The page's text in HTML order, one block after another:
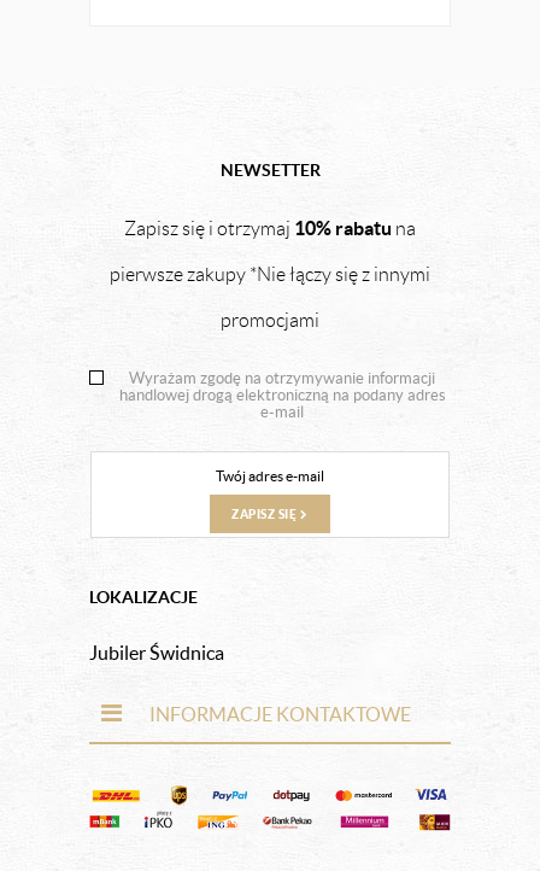
NEWSETTER
Zapisz się i otrzymaj 10% rabatu na
pierwsze zakupy *Nie łączy się z innymi
promocjami
Wyrażam zgodę na otrzymywanie informacji
handlowej drogą elektroniczną na podany adres
e-mail
ZAPISZ SIĘ
LOKALIZACJE
Jubiler Świdnica
INFORMACJE KONTAKTOWE